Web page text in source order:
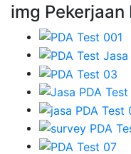
img Pekerjaan